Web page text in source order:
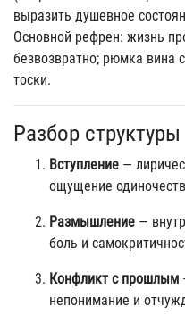
выразить душевное
Основной рефрен: жизнь
безвозвратно; рюмка вина
тоски.
Разбор
Вступление —
ощущение
Размышление —
боль и
Конфликт с прошлым
непонимание и